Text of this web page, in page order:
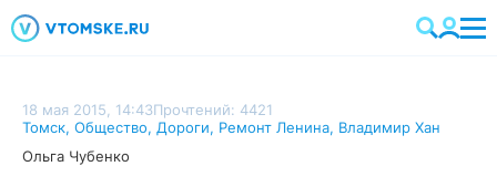
18 мая 2015, 14:43Прочтений: 4421
Томск, Общество, Дороги, Ремонт Ленина, Владимир Хан
Ольга Чубенко